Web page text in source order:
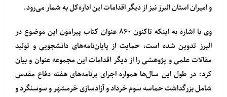
و امیران استان البرز نیز از دیگر اقدامات این اداره‌کل به شمار می‌رود.
وی با اشاره به اینکه تاکنون ۸۶۰ عنوان کتاب پیرامون این موضوع در
البرز تدوین شده است، حمایت از پایان‌نامه‌های دانشجویی و تولید
مقالات علمی و پژوهشی را از دیگر اقدامات این مجموعه عنوان و بیان
کرد: در طول این سال‌ها همواره اجرای برنامه‌های هفته دفاع مقدس
شامل بزرگداشت حماسه سوم خرداد و آزادسازی خرمشهر و سوسنگرد و